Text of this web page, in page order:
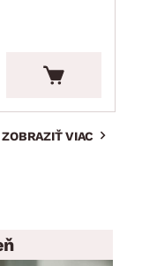
ZOBRAZIŤ VIAC